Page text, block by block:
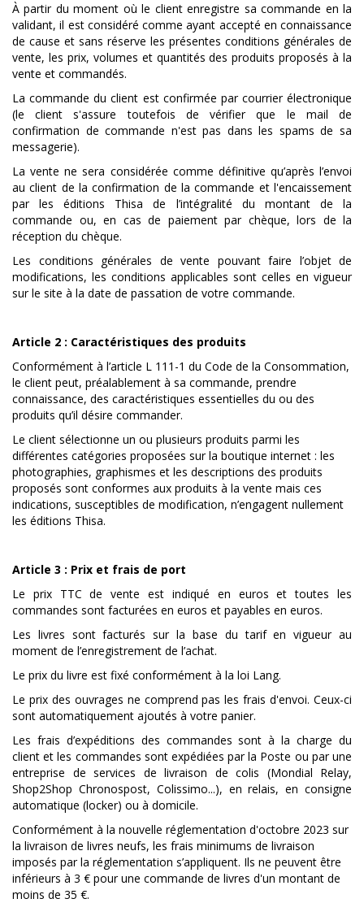
À partir du moment où le client enregistre sa commande en la
validant, il est considéré comme ayant accepté en connaissance
de cause et sans réserve les présentes conditions générales de
vente, les prix, volumes et quantités des produits proposés à la
vente et commandés.
La commande du client est confirmée par courrier électronique
(le client s'assure toutefois de vérifier que le mail de
confirmation de commande n'est pas dans les spams de sa
messagerie).
La vente ne sera considérée comme définitive qu’après l’envoi
au client de la confirmation de la commande et l'encaissement
par les éditions Thisa de l’intégralité du montant de la
commande ou, en cas de paiement par chèque, lors de la
réception du chèque.
Les conditions générales de vente pouvant faire l’objet de
modifications, les conditions applicables sont celles en vigueur
sur le site à la date de passation de votre commande.
Article 2 : Caractéristiques des produits
Conformément à l’article L 111-1 du Code de la Consommation,
le client peut, préalablement à sa commande, prendre
connaissance, des caractéristiques essentielles du ou des
produits qu’il désire commander.
Le client sélectionne un ou plusieurs produits parmi les
différentes catégories proposées sur la boutique internet : les
photographies, graphismes et les descriptions des produits
proposés sont conformes aux produits à la vente mais ces
indications, susceptibles de modification, n’engagent nullement
les éditions Thisa.
Article 3 : Prix et frais de port
Le prix TTC de vente est indiqué en euros et toutes les
commandes sont facturées en euros et payables en euros.
Les livres sont facturés sur la base du tarif en vigueur au
moment de l’enregistrement de l’achat.
Le prix du livre est fixé conformément à la loi Lang.
Le prix des ouvrages ne comprend pas les frais d'envoi. Ceux-ci
sont automatiquement ajoutés à votre panier.
Les frais d’expéditions des commandes sont à la charge du
client et les commandes sont expédiées par la Poste ou par une
entreprise de services de livraison de colis (Mondial Relay,
Shop2Shop Chronospost, Colissimo...), en relais, en consigne
automatique (locker) ou à domicile.
Conformément à la nouvelle réglementation d'octobre 2023 sur
la livraison de livres neufs, les frais minimums de livraison
imposés par la réglementation s’appliquent. Ils ne peuvent être
inférieurs à 3 € pour une commande de livres d'un montant de
moins de 35 €.